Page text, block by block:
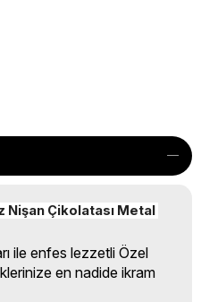
Çikolatası Metal
ile enfes lezzetli Özel
en nadide ikram